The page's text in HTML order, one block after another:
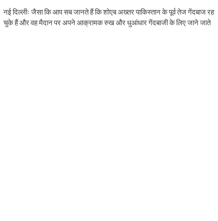
नई दिल्लीः जैसा कि आप सब जानते हैं कि शोएब अख्तर पाकिस्तान के पूर्व तेज गेंदबाज रह
चुके हैं और वह मैदान पर अपने आक्रामक रुख और धुआंधार गेंदबाजी के लिए जाने जाते